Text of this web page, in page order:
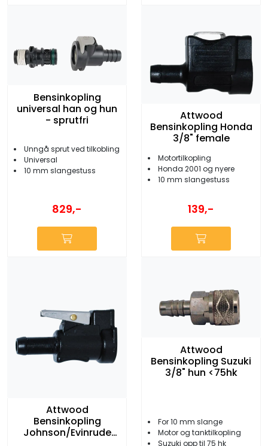
Bensinkopling
universal han og hun
- sprutfri
Unngå sprut ved tilkobling
Universal
10 mm slangestuss
829,-
Attwood
Bensinkopling Honda
3/8" female
Motortilkopling
Honda 2001 og nyere
10 mm slangestuss
139,-
Attwood
Bensinkopling
Johnson/Evinrude
Attwood
Bensinkopling Suzuki
3/8" hun <75hk
For 10 mm slange
Motor og tanktilkopling
Suzuki opp til 75 hk